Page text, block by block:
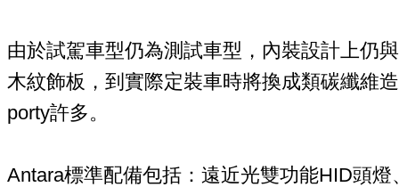
由於試駕車型仍為測試車型，內裝設計上仍
木紋飾板，到實際定裝車時將換成類碳纖維
porty許多。
Antara標準配備包括：遠近光雙功能HID頭